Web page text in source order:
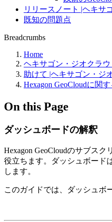
リリースノート |ヘキサ
既知の問題点
Breadcrumbs
Home
ヘキサゴン・ジオクラウ
助けて |ヘキサゴン・ジ
Hexagon GeoCloudに関
On this Page
ダッシュボードの解釈
Hexagon GeoCloudのサブス
役立ちます。ダッシュボード
します。
このガイドでは、ダッシュボ